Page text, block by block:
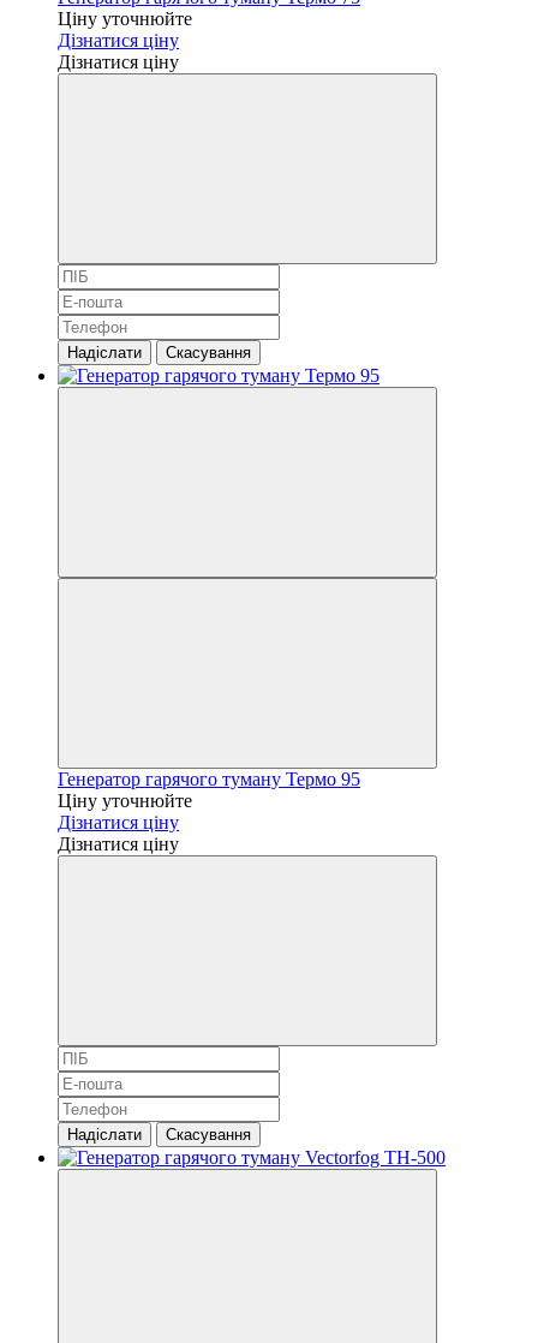
Ціну уточнюйте
Дізнатися ціну
Дізнатися ціну
Надіслати Скасування
Генератор гарячого туману Термо 95
Ціну уточнюйте
Дізнатися ціну
Дізнатися ціну
Надіслати Скасування